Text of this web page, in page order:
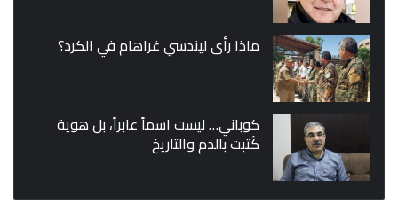
ماذا رأى ليندسي غراهام في الكرد؟
كوباني… ليست اسماً عابراً، بل هوية
كُتبت بالدم والتاريخ